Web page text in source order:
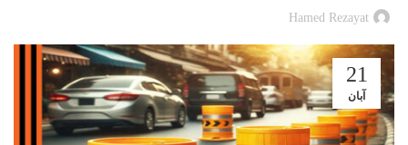
Hamed Rezayat
21
آبان